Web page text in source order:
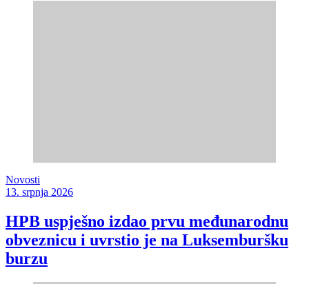
Novosti
13. srpnja 2026
HPB uspješno izdao prvu međunarodnu
obveznicu i uvrstio je na Luksemburšku
burzu